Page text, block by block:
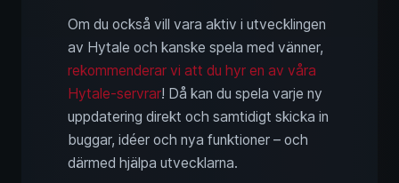
Om du också vill vara aktiv i utvecklingen
av Hytale och kanske spela med vänner,
rekommenderar vi att du hyr en av våra
Hytale-servrar! Då kan du spela varje ny
uppdatering direkt och samtidigt skicka in
buggar, idéer och nya funktioner – och
därmed hjälpa utvecklarna.